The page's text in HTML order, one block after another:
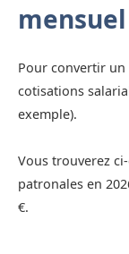
Pour convertir
cotisations
exemple).
Vous trouverez
patronales en
€.